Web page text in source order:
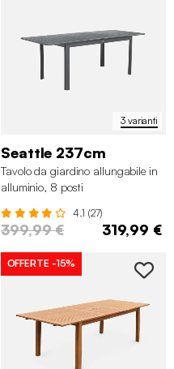
3 varianti
Seattle 237cm
Tavolo da giardino allungabile in
alluminio, 8 posti
4.1 (27)
399,99 € 319,99 €
OFFERTE -15%